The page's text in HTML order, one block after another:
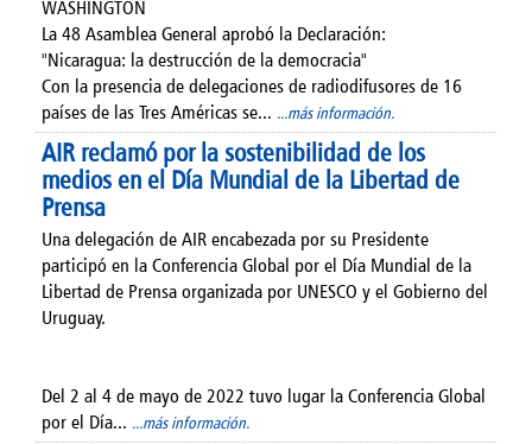
WASHINGTON
La 48 Asamblea General aprobó la Declaración:
"Nicaragua: la destrucción de la democracia"
Con la presencia de delegaciones de radiodifusores de 16
países de las Tres Américas se... ...más información.
AIR reclamó por la sostenibilidad de los
medios en el Día Mundial de la Libertad de
Prensa
Una delegación de AIR encabezada por su Presidente
participó en la Conferencia Global por el Día Mundial de la
Libertad de Prensa organizada por UNESCO y el Gobierno del
Uruguay.
Del 2 al 4 de mayo de 2022 tuvo lugar la Conferencia Global
por el Día... ...más información.